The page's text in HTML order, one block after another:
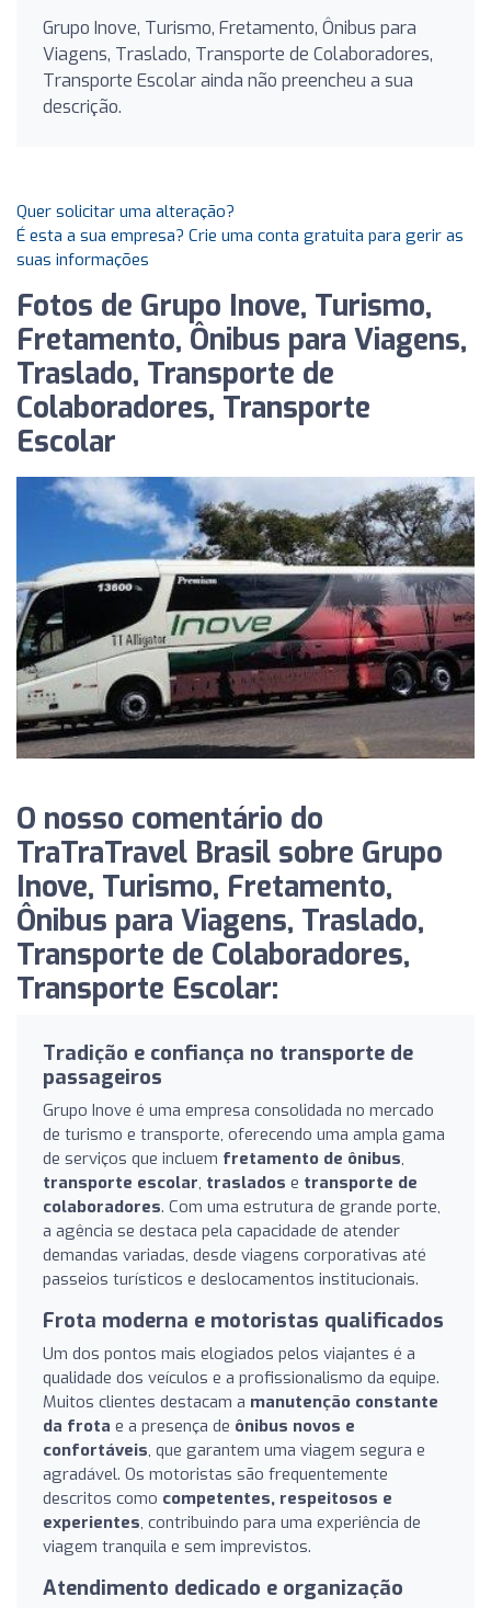
Grupo Inove, Turismo, Fretamento, Ônibus para
Viagens, Traslado, Transporte de Colaboradores,
Transporte Escolar ainda não preencheu a sua
descrição.
Quer solicitar uma alteração?
É esta a sua empresa? Crie uma conta gratuita para gerir as
suas informações
Fotos de Grupo Inove, Turismo,
Fretamento, Ônibus para Viagens,
Traslado, Transporte de
Colaboradores, Transporte
Escolar
O nosso comentário do
TraTraTravel Brasil sobre Grupo
Inove, Turismo, Fretamento,
Ônibus para Viagens, Traslado,
Transporte de Colaboradores,
Transporte Escolar:
Tradição e confiança no transporte de
passageiros
Grupo Inove é uma empresa consolidada no mercado
de turismo e transporte, oferecendo uma ampla gama
de serviços que incluem fretamento de ônibus,
transporte escolar, traslados e transporte de
colaboradores. Com uma estrutura de grande porte,
a agência se destaca pela capacidade de atender
demandas variadas, desde viagens corporativas até
passeios turísticos e deslocamentos institucionais.
Frota moderna e motoristas qualificados
Um dos pontos mais elogiados pelos viajantes é a
qualidade dos veículos e a profissionalismo da equipe.
Muitos clientes destacam a manutenção constante
da frota e a presença de ônibus novos e
confortáveis, que garantem uma viagem segura e
agradável. Os motoristas são frequentemente
descritos como competentes, respeitosos e
experientes, contribuindo para uma experiência de
viagem tranquila e sem imprevistos.
Atendimento dedicado e organização